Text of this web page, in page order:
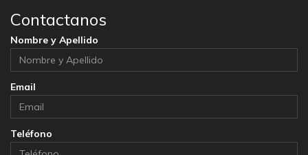
Contactanos
Nombre y Apellido
Email
Teléfono